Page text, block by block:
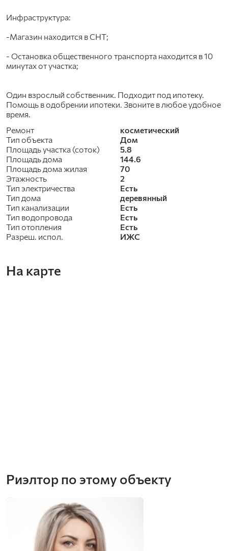
Инфраструктура:
-Магазин находится в СНТ;
- Остановка общественного транспорта находится в 10
минутах от участка;
Один взрослый собственник. Подходит под ипотеку.
Помощь в одобрении ипотеки. Звоните в любое удобное
время.
Ремонт
косметический
Тип объекта
Дом
Площадь участка (соток)
5.8
Площадь дома
144.6
Площадь дома жилая
70
Этажность
2
Тип электричества
Есть
Тип дома
деревянный
Тип канализации
Есть
Тип водопровода
Есть
Тип отопления
Есть
Разреш. испол.
ИЖС
На карте
Риэлтор по этому объекту